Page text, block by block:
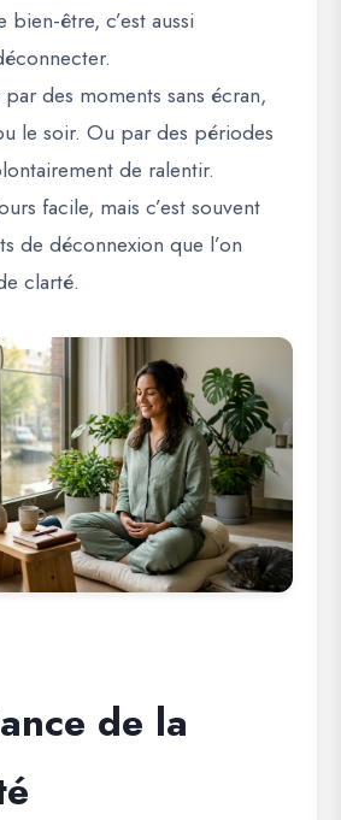
être, c’est aussi
des moments sans écran,
le soir. Ou par des périodes
de ralentir.
facile, mais c’est souvent
de déconnexion que l’on
clarté.
de la